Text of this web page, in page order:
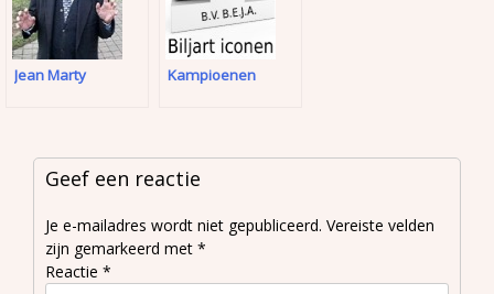
Jean Marty Kampioenen
Geef een reactie
Je e-mailadres wordt niet gepubliceerd. Vereiste velden
zijn gemarkeerd met *
Reactie *